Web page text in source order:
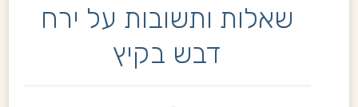
שאלות ותשובות על ירח
דבש בקיץ